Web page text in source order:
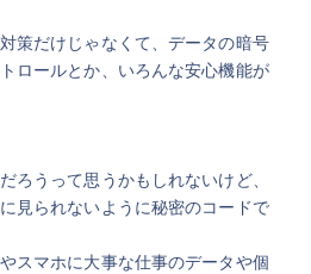
策だけじゃなくて、データの暗号
ロールとか、いろんな安心機能が
ろうって思うかもしれないけど、
見られないように秘密のコードで
スマホに大事な仕事のデータや個